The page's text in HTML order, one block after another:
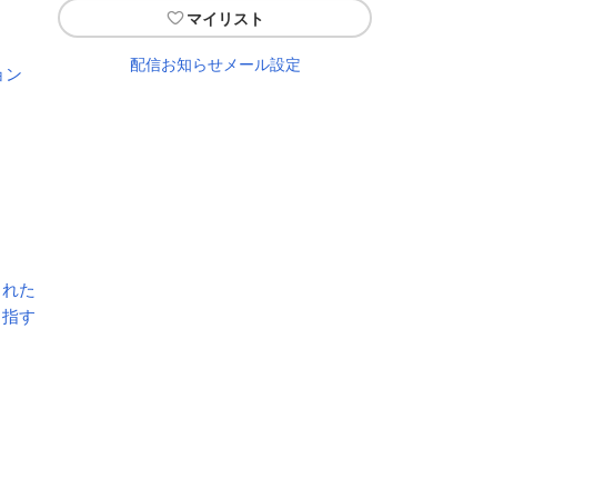
マイリスト
配信お知らせメール設定
ン
た
す